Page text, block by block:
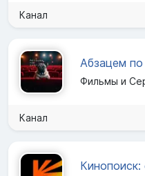
Канал
Абзацем по
Фильмы и
Канал